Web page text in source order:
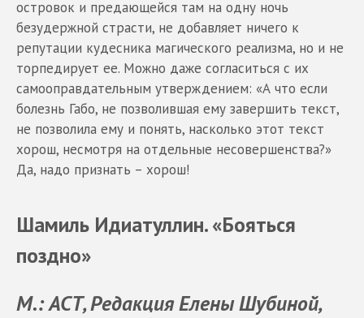
островок и предающейся там на одну ночь
безудержной страсти, не добавляет ничего к
репутации кудесника магического реализма, но и не
торпедирует ее. Можно даже согласиться с их
самооправдательным утверждением: «А что если
болезнь Габо, не позволившая ему завершить текст,
не позволила ему и понять, насколько этот текст
хорош, несмотря на отдельные несовершенства?»
Да, надо признать – хорош!
Шамиль Идиатуллин. «Бояться
поздно»
М.: АСТ, Редакция Елены Шубиной,